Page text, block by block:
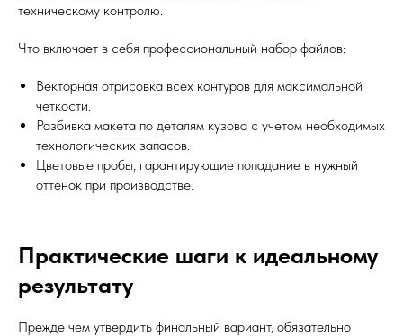
техническому контролю.
Что включает в себя профессиональный набор файлов:
Векторная отрисовка всех контуров для максимальной
четкости.
Разбивка макета по деталям кузова с учетом необходимых
технологических запасов.
Цветовые пробы, гарантирующие попадание в нужный
оттенок при производстве.
Практические шаги к идеальному
результату
Прежде чем утвердить финальный вариант, обязательно